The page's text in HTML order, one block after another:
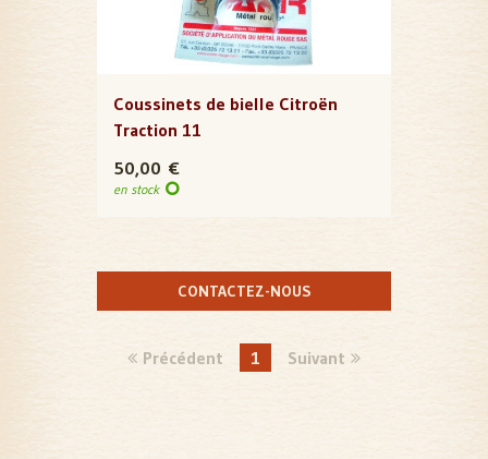
Coussinets de bielle Citroën
Traction 11
50,00 €
en stock
CONTACTEZ-NOUS
Précédent 1 Suivant